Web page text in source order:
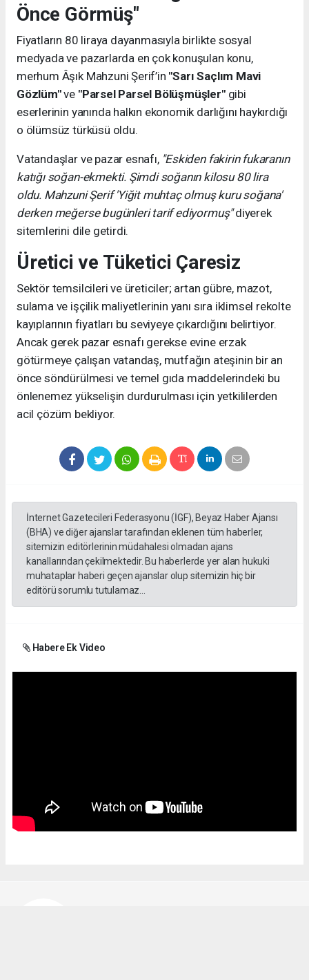
Önce Görmüş"
Fiyatların 80 liraya dayanmasıyla birlikte sosyal
medyada ve pazarlarda en çok konuşulan konu,
merhum Âşık Mahzuni Şerif’in "Sarı Saçlım Mavi
Gözlüm"ve "Parsel Parsel Bölüşmüşler"gibi
eserlerinin yanında halkın ekonomik darlığını haykırdığı
o ölümsüz türküsü oldu.
Vatandaşlar ve pazar esnafı, "Eskiden fakirin fukaranın
katığı soğan-ekmekti. Şimdi soğanın kilosu 80 lira
oldu. Mahzuni Şerif 'Yiğit muhtaç olmuş kuru soğana'
derken meğerse bugünleri tarif ediyormuş"diyerek
sitemlerini dile getirdi.
Üretici ve Tüketici Çaresiz
Sektör temsilcileri ve üreticiler; artan gübre, mazot,
sulama ve işçilik maliyetlerinin yanı sıra iklimsel rekolte
kayıplarının fiyatları bu seviyeye çıkardığını belirtiyor.
Ancak gerek pazar esnafı gerekse evine erzak
götürmeye çalışan vatandaş, mutfağın ateşinin bir an
önce söndürülmesi ve temel gıda maddelerindeki bu
önlenemez yükselişin durdurulması için yetkililerden
acil çözüm bekliyor.
İnternet Gazetecileri Federasyonu (İGF), Beyaz Haber Ajansı
(BHA) ve diğer ajanslar tarafından eklenen tüm haberler,
sitemizin editörlerinin müdahalesi olmadan ajans
kanallarından çekilmektedir. Bu haberlerde yer alan hukuki
muhataplar haberi geçen ajanslar olup sitemizin hiç bir
editörü sorumlu tutulamaz...
Habere Ek Video